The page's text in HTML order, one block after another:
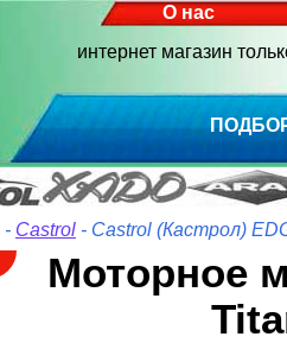
О нас
интернет магазин
- Castrol - Castrol (Кастрол)
Моторное